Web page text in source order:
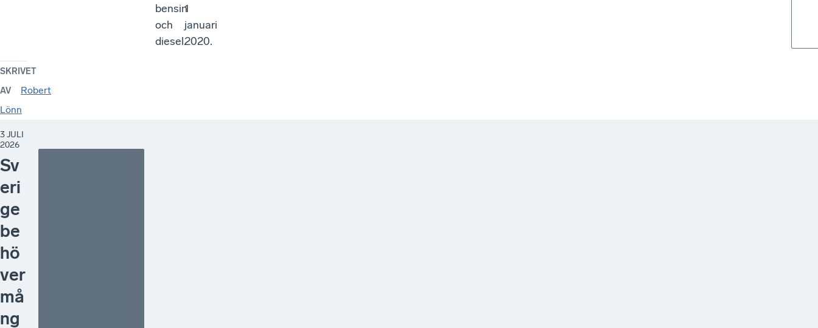
bensin
och
diesel.
1
januari
2020.
SKRIVET
AV
Robert
Lönn
3 JULI
2026
Sv
eri
ge
be
hö
ver
må
ng